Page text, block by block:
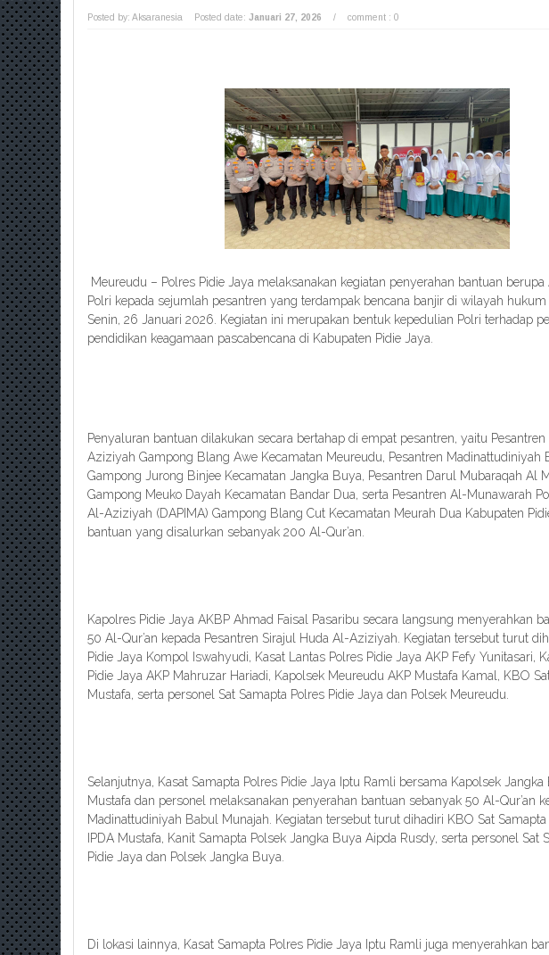
Posted by: Aksaranesia Posted date: Januari 27, 2026 / comment : 0
Meureudu – Polres Pidie Jaya melaksanakan kegiatan penyerahan bantuan berupa
Polri kepada sejumlah pesantren yang terdampak bencana banjir di wilayah hukum
Senin, 26 Januari 2026. Kegiatan ini merupakan bentuk kepedulian Polri terhadap
pendidikan keagamaan pascabencana di Kabupaten Pidie Jaya.
Penyaluran bantuan dilakukan secara bertahap di empat pesantren, yaitu
Aziziyah Gampong Blang Awe Kecamatan Meureudu, Pesantren Madinattudiniyah
Gampong Jurong Binjee Kecamatan Jangka Buya, Pesantren Darul Mubaraqah Al
Gampong Meuko Dayah Kecamatan Bandar Dua, serta Pesantren Al-Munawarah
Al-Aziziyah (DAPIMA) Gampong Blang Cut Kecamatan Meurah Dua Kabupaten
bantuan yang disalurkan sebanyak 200 Al-Qur’an.
Kapolres Pidie Jaya AKBP Ahmad Faisal Pasaribu secara langsung menyerahkan
50 Al-Qur’an kepada Pesantren Sirajul Huda Al-Aziziyah. Kegiatan tersebut turut
Pidie Jaya Kompol Iswahyudi, Kasat Lantas Polres Pidie Jaya AKP Fefy Yunitasari,
Pidie Jaya AKP Mahruzar Hariadi, Kapolsek Meureudu AKP Mustafa Kamal, KBO
Mustafa, serta personel Sat Samapta Polres Pidie Jaya dan Polsek Meureudu.
Selanjutnya, Kasat Samapta Polres Pidie Jaya Iptu Ramli bersama Kapolsek Jangka
Mustafa dan personel melaksanakan penyerahan bantuan sebanyak 50 Al-Qur’an
Madinattudiniyah Babul Munajah. Kegiatan tersebut turut dihadiri KBO Sat Samapta
IPDA Mustafa, Kanit Samapta Polsek Jangka Buya Aipda Rusdy, serta personel Sat
Pidie Jaya dan Polsek Jangka Buya.
Di lokasi lainnya, Kasat Samapta Polres Pidie Jaya Iptu Ramli juga menyerahkan